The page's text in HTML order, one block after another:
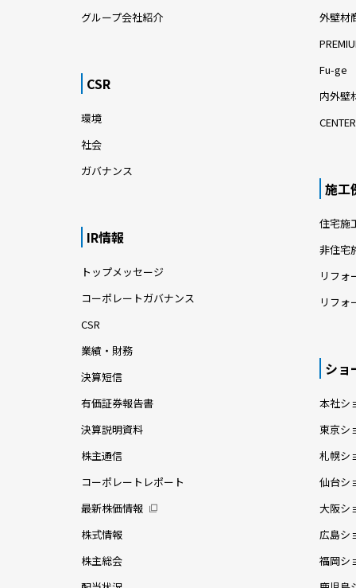
グループ会社紹介
CSR
環境
社会
ガバナンス
IR情報
トップメッセージ
コーポレートガバナンス
CSR
業績・財務
決算短信
有価証券報告書
決算説明資料
株主通信
コーポレートレポート
最新株価情報
株式情報
株主総会
外壁材
Fu-ge
内外壁
施工
住宅施
非住宅
リフォ
リフォ
ショ
本社シ
東京シ
札幌シ
仙台シ
大阪シ
広島シ
福岡シ